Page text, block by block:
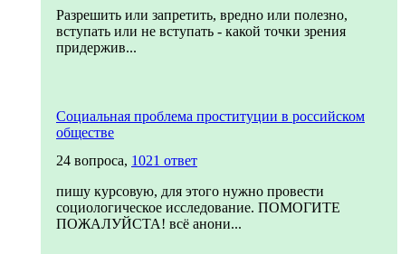
Разрешить или запретить, вредно или полезно,
вступать или не вступать - какой точки зрения
придержив...
Социальная проблема проституции в российском
обществе
24 вопроса, 1021 ответ
пишу курсовую, для этого нужно провести
социологическое исследование. ПОМОГИТЕ
ПОЖАЛУЙСТА! всё анони...